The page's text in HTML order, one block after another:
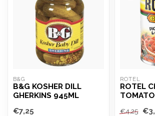
B&G
B&G KOSHER DILL
GHERKINS 945ML
€7,25
ROTEL
ROTEL
€4,25